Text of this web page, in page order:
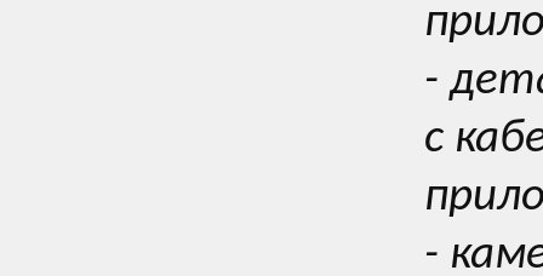
-
с
-